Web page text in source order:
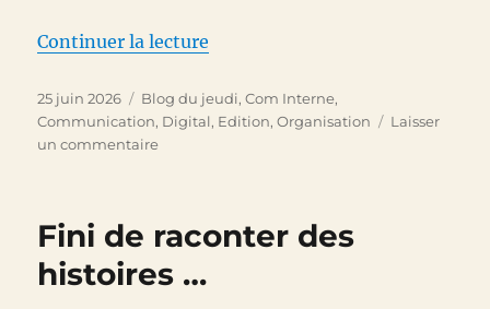
Continuer la lecture
Publié
le
25 juin 2026 Catégories
Blog du jeudi,Com Interne,
Communication, Digital, Edition,Organisation
Laisser
un commentairesur
fier
l’être
Fini de raconter des
histoires …